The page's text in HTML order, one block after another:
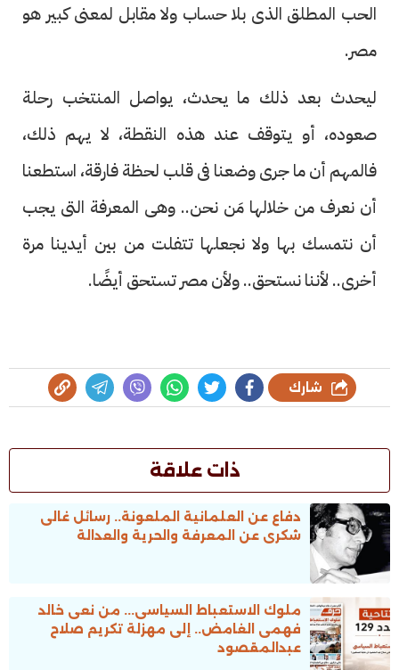
الحب المطلق الذى بلا حساب ولا مقابل لمعنى كبير هو
مصر.
ليحدث بعد ذلك ما يحدث، يواصل المنتخب رحلة
صعوده، أو يتوقف عند هذه النقطة، لا يهم ذلك،
فالمهم أن ما جرى وضعنا فى قلب لحظة فارقة، استطعنا
أن نعرف من خلالها مَن نحن.. وهى المعرفة التى يجب
أن نتمسك بها ولا نجعلها تتفلت من بين أيدينا مرة
أخرى.. لأننا نستحق.. ولأن مصر تستحق أيضًا.
شارك
ذات علاقة
دفاع عن العلمانية الملعونة.. رسائل غالى
شكرى عن المعرفة والحرية والعدالة
ملوك الاستعباط السياسى... من نعى خالد
فهمى الغامض.. إلى مهزلة تكريم صلاح
عبدالمقصود